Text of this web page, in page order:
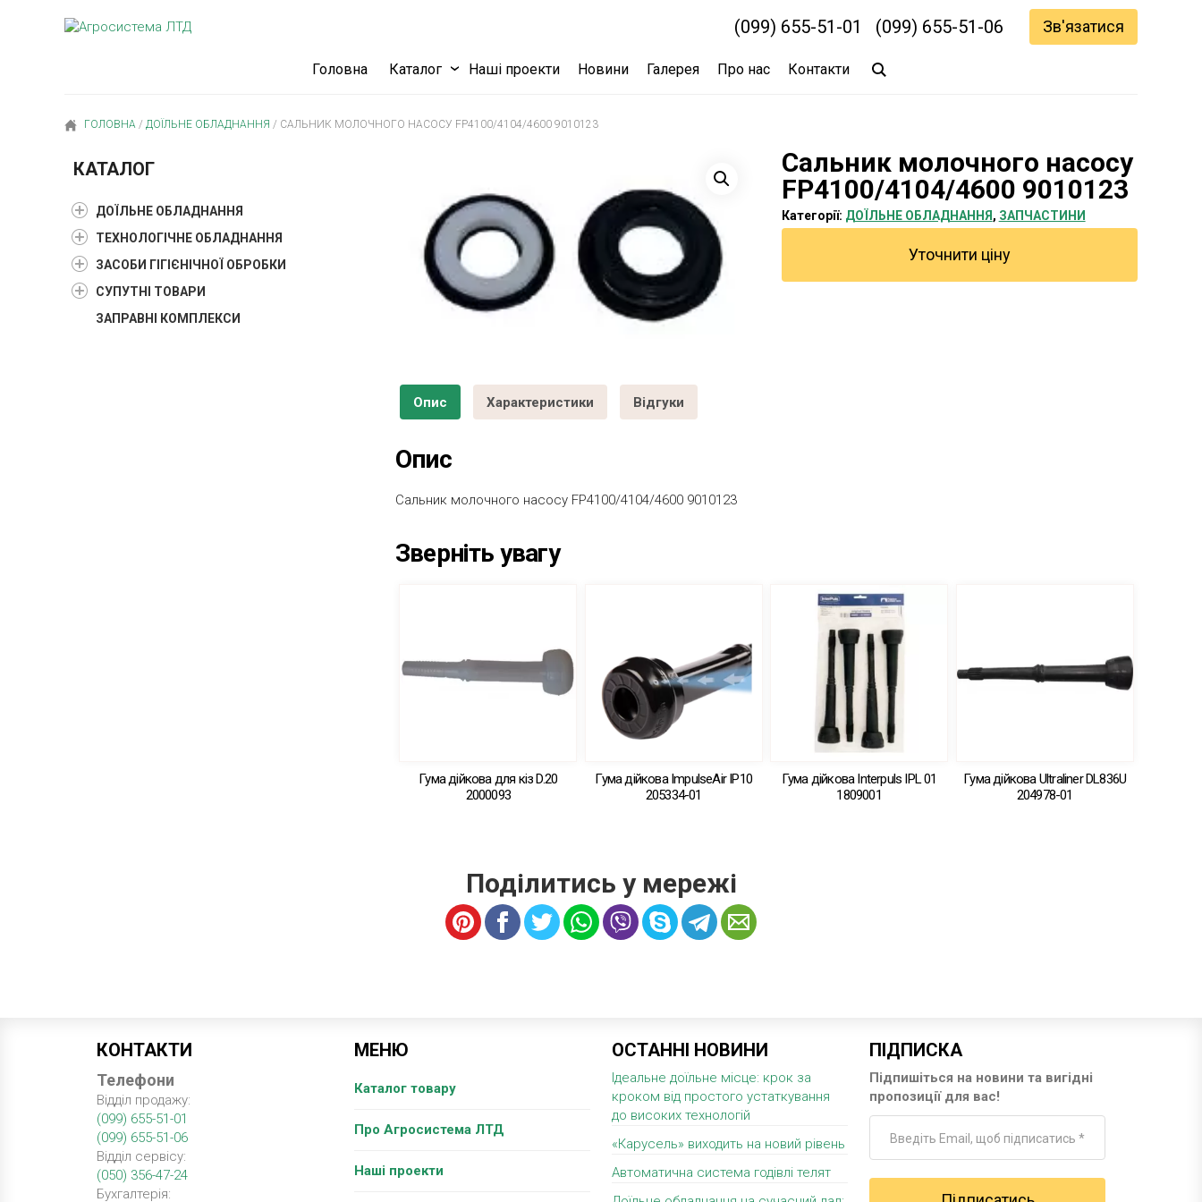
(099) 655-51-01 (099) 655-51-06 Зв'язатися
Головна Каталог Наші проекти Новини Галерея Про нас Контакти
ГОЛОВНА / ДОЇЛЬНЕ ОБЛАДНАННЯ / САЛЬНИК МОЛОЧНОГО НАСОСУ FP4100/4104/4600 9010123
Сальник молочного насосу
FP4100/4104/4600 9010123
Категорії: ДОЇЛЬНЕ ОБЛАДНАННЯ , ЗАПЧАСТИНИ
Уточнити ціну
Опис Характеристики Відгуки
Опис
Сальник молочного насосу FP4100/4104/4600 9010123
Зверніть увагу
Гума дійкова для кіз D.20
2000093
Гума дійкова ImpulseAir IP10
205334-01
Гума дійкова Interpuls IPL 01
1809001
Гума дійкова Ultraliner DL836U
204978-01
КАТАЛОГ
ДОЇЛЬНЕ ОБЛАДНАННЯ
ТЕХНОЛОГІЧНЕ ОБЛАДНАННЯ
ЗАСОБИ ГІГІЄНІЧНОЇ ОБРОБКИ
СУПУТНІ ТОВАРИ
ЗАПРАВНІ КОМПЛЕКСИ
Поділитись у мережі
КОНТАКТИ
Телефони
Відділ продажу:
(099) 655-51-01
(099) 655-51-06
Відділ сервісу:
(050) 356-47-24
Бухгалтерія:
МЕНЮ
Каталог товару
Про Агросистема ЛТД
Наші проекти
ОСТАННІ НОВИНИ
Ідеальне доїльне місце: крок за
кроком від простого устаткування
до високих технологій
«Карусель» виходить на новий рівень
Автоматична система годівлі телят
ПІДПИСКА
Підпишіться на новини та вигідні
пропозиції для вас!